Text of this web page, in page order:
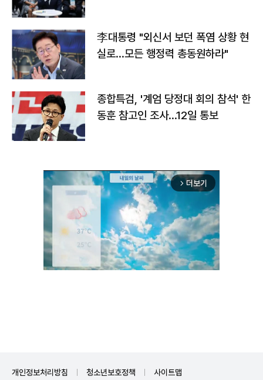
李대통령 "외신서 보던 폭염 상황 현
실로…모든 행정력 총동원하라"
종합특검, '계엄 당정대 회의 참석' 한
동훈 참고인 조사...12일 통보
arrow_forward_ios 더보기
개인정보처리방침 청소년보호정책 사이트맵